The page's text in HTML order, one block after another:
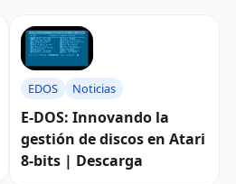
EDOS Noticias
E-DOS: Innovando la
gestión de discos en Atari
8-bits | Descarga